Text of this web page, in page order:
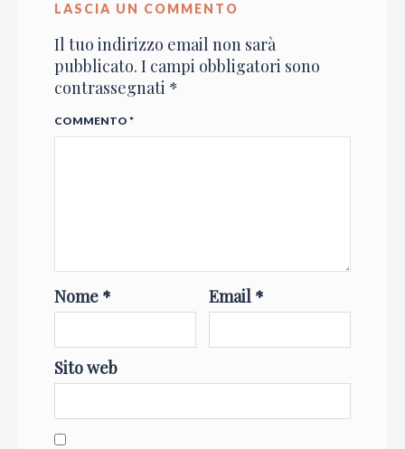
LASCIA UN COMMENTO
Il tuo indirizzo email non sarà
pubblicato. I campi obbligatori sono
contrassegnati *
COMMENTO *
Nome * Email *
Sito web